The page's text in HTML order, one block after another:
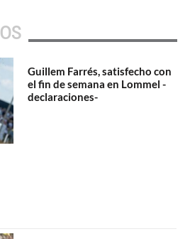
Guillem Farrés, satisfecho con
el fin de semana en Lommel -
declaraciones-